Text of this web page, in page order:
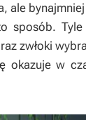
ale
sposób.
zwłoki
okazuje w